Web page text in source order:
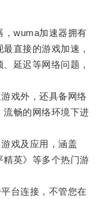
加速器拥有
直接的游戏加速，
延迟等网络问题，
戏外，还具备网络
畅的网络环境下进
及应用，涵盖
精英》等多个热门游
台连接，不管您在